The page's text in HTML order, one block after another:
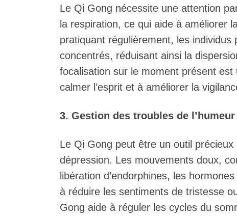
Le Qi Gong nécessite une attention
la respiration, ce qui aide à améliorer
pratiquant régulièrement, les
concentrés, réduisant ainsi la
focalisation sur le moment présent
calmer l’esprit et à améliorer la
3. Gestion des troubles de l’humeur
Le Qi Gong peut être un outil
dépression. Les mouvements doux,
libération d’endorphines, les
à réduire les sentiments de tristesse
Gong aide à réguler les cycles du